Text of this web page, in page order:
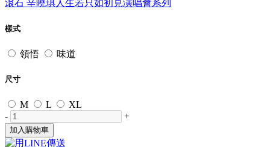
滾石 辛曉琪人生若只如初見演唱會系列
樣式
領悟 味道
尺寸
M L
XL
-
+
加入購物車